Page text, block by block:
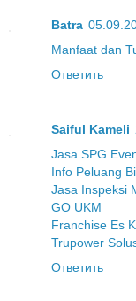
Batra
Manfaat dan
Ответить
Saiful Kameli
Jasa SPG
Info Peluang
Jasa Inspeksi
GO UKM
Franchise Es
Trupower
Ответить